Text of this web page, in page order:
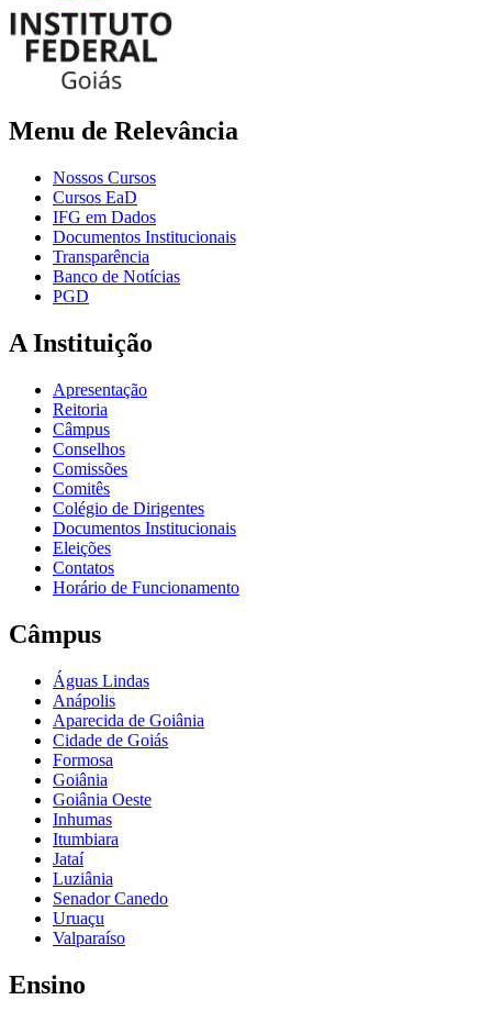
Menu de Relevância
Nossos Cursos
Cursos EaD
IFG em Dados
Documentos Institucionais
Transparência
Banco de Notícias
PGD
A Instituição
Apresentação
Reitoria
Câmpus
Conselhos
Comissões
Comitês
Colégio de Dirigentes
Documentos Institucionais
Eleições
Contatos
Horário de Funcionamento
Câmpus
Águas Lindas
Anápolis
Aparecida de Goiânia
Cidade de Goiás
Formosa
Goiânia
Goiânia Oeste
Inhumas
Itumbiara
Jataí
Luziânia
Senador Canedo
Uruaçu
Valparaíso
Ensino